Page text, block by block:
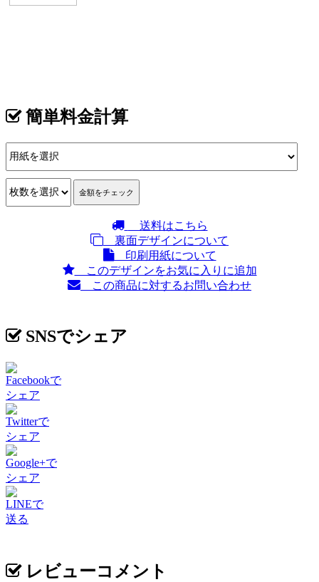
簡単料金計算
送料はこちら
裏面デザインについて
印刷用紙について
このデザインをお気に入りに追加
この商品に対するお問い合わせ
SNSでシェア
Facebookで
シェア
Twitterで
シェア
Google+で
シェア
LINEで
送る
レビューコメント